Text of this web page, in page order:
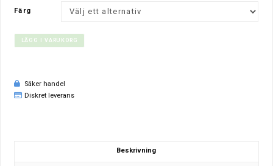
Färg
LÄGG I VARUKORG
Säker handel
Diskret leverans
Beskrivning